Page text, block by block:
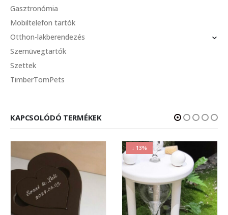
Gasztronómia
Mobiltelefon tartók
Otthon-lakberendezés
Szemüvegtartók
Szettek
TimberTomPets
KAPCSOLÓDÓ TERMÉKEK
↓ 13%